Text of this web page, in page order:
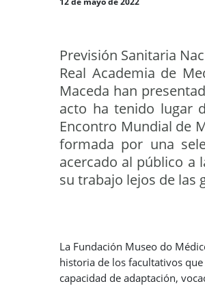
Previsión Sanitaria
Real Academia de
Maceda han
acto ha tenido lugar
Encontro Mundial de
formada por una
acercado al público a
su trabajo lejos de las
La Fundación Museo do
historia de los facultativos
capacidad de adaptación,